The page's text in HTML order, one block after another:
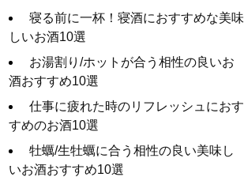
寝る前に一杯！寝酒におすすめな美味
しいお酒10選
お湯割り/ホットが合う相性の良いお
酒おすすめ10選
仕事に疲れた時のリフレッシュにおす
すめのお酒10選
牡蠣/生牡蠣に合う相性の良い美味し
いお酒おすすめ10選